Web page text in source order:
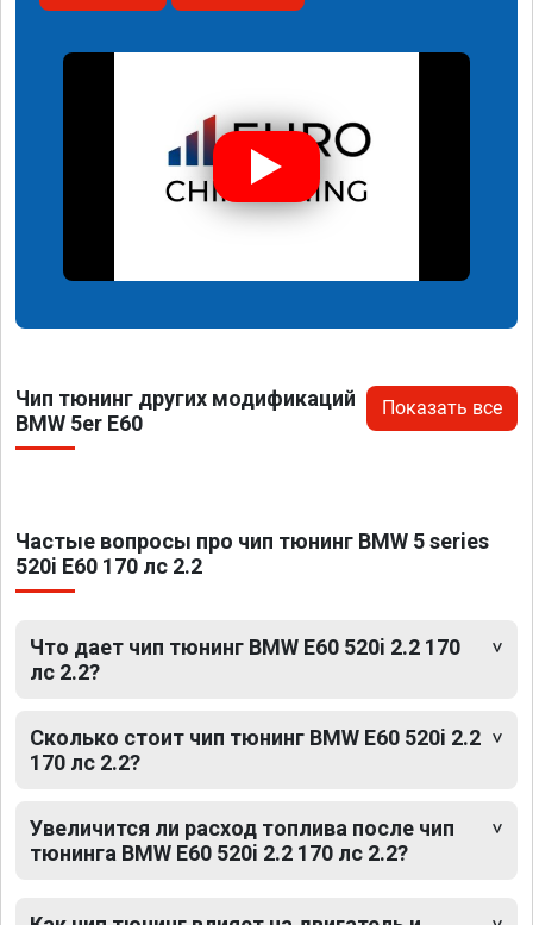
Чип тюнинг других модификаций
BMW 5er E60
Показать все
Частые вопросы про чип тюнинг BMW 5 series
520i E60 170 лс 2.2
Что дает чип тюнинг BMW E60 520i 2.2 170
лс 2.2?
Сколько стоит чип тюнинг BMW E60 520i 2.2
170 лс 2.2?
Увеличится ли расход топлива после чип
тюнинга BMW E60 520i 2.2 170 лс 2.2?